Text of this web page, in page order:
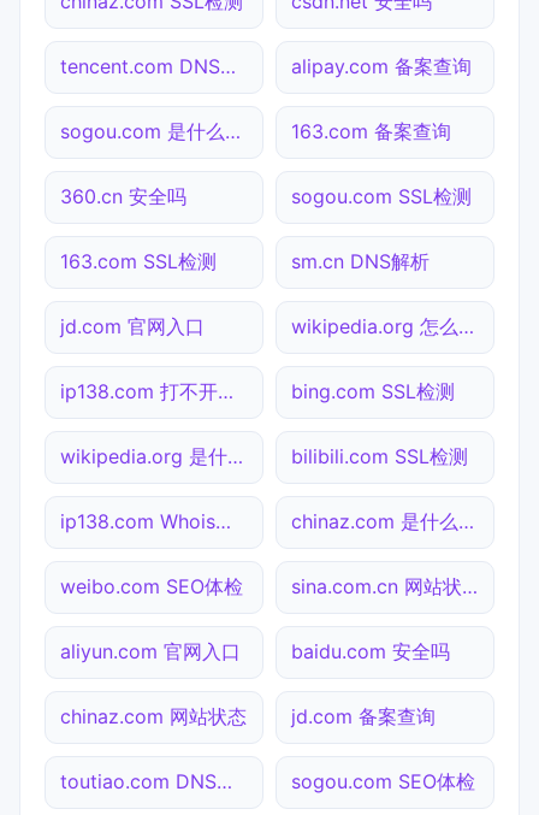
tencent.com DNS解析 alipay.com 备案查询
sogou.com 是什么网站 163.com 备案查询
360.cn 安全吗 sogou.com SSL检测
163.com SSL检测 sm.cn DNS解析
jd.com 官网入口 wikipedia.org 怎么进入
ip138.com 打不开检测 bing.com SSL检测
wikipedia.org 是什么网站 bilibili.com SSL检测
ip138.com Whois查询 chinaz.com 是什么网站
weibo.com SEO体检 sina.com.cn 网站状态
aliyun.com 官网入口 baidu.com 安全吗
chinaz.com 网站状态 jd.com 备案查询
toutiao.com DNS解析 sogou.com SEO体检